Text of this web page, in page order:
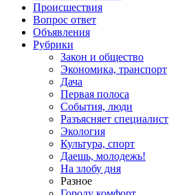
Происшествия
Вопрос ответ
Объявления
Рубрики
Закон и общество
Экономика, транспорт
Дача
Первая полоса
События, люди
Разъясняет специалист
Экология
Культура, спорт
Даешь, молодежь!
На злобу дня
Разное